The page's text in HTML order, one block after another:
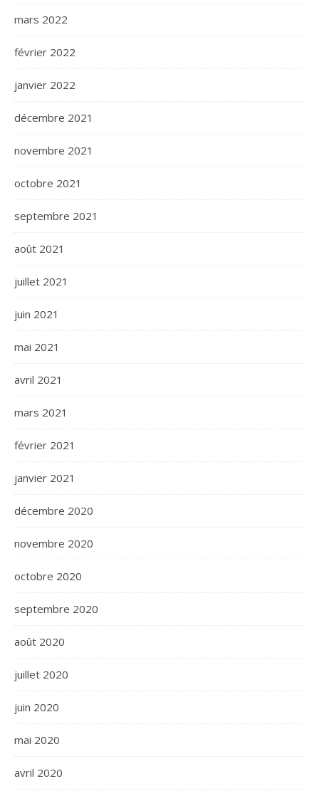
mars 2022
février 2022
janvier 2022
décembre 2021
novembre 2021
octobre 2021
septembre 2021
août 2021
juillet 2021
juin 2021
mai 2021
avril 2021
mars 2021
février 2021
janvier 2021
décembre 2020
novembre 2020
octobre 2020
septembre 2020
août 2020
juillet 2020
juin 2020
mai 2020
avril 2020